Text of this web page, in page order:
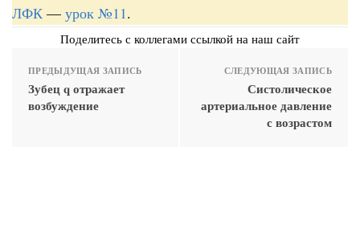
ЛФК — урок №11.
Поделитесь с коллегами ссылкой на наш сайт
ПРЕДЫДУЩАЯ ЗАПИСЬ
Зубец q отражает
возбуждение
СЛЕДУЮЩАЯ ЗАПИСЬ
Систолическое
артериальное давление
с возрастом